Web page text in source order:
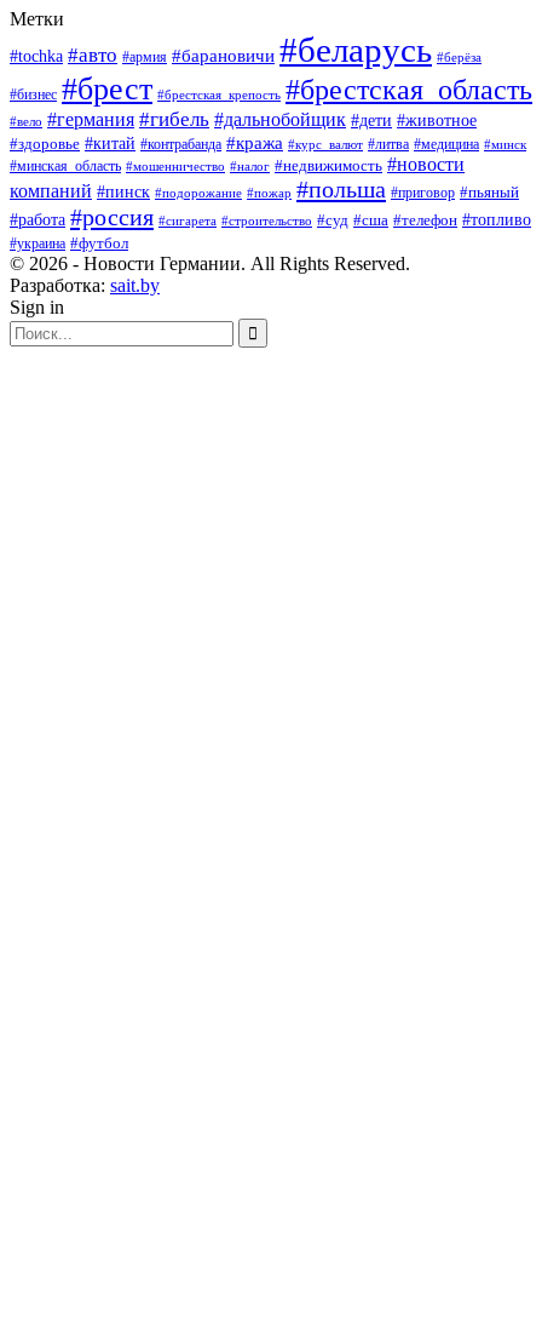
Метки
#tochka #авто #армия #барановичи #беларусь #берёза
#бизнес #брест #брестская_крепость #брестская_область
#вело #германия #гибель #дальнобойщик #дети #животное
#здоровье #китай #контрабанда #кража #курс_валют #литва #медицина #минск
#минская_область #мошенничество #налог #недвижимость #новости
компаний #пинск #подорожание #пожар #польша #приговор #пьяный
#работа #россия #сигарета #строительство #суд #сша #телефон #топливо
#украина #футбол
© 2026 - Новости Германии. All Rights Reserved.
Разработка: sait.by
Sign in